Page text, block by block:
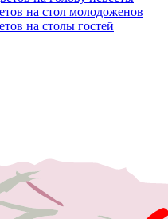
на стол молодоженов
на столы гостей